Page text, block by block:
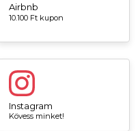
Airbnb
10.100 Ft kupon
Instagram
Kövess minket!